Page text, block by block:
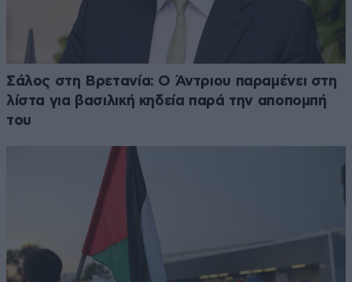
Σάλος στη Βρετανία: Ο Άντριου παραμένει στη
λίστα για βασιλική κηδεία παρά την αποπομπή
του